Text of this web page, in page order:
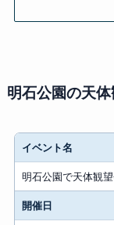
明石公園の天
イベント名
明石公園で天体観
開催日